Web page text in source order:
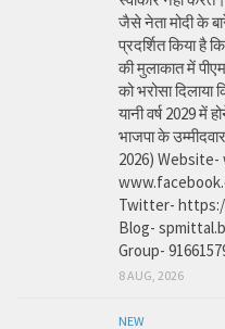
जैसे नेता मोदी के
प्रदर्शित किया है
की मुलाकात में
को भरोसा दिलाया
यानी वर्ष 2029 में
भाजपा के
2026)
Twitter-
Blog-
Group-
8 AUG, 2026
NEW